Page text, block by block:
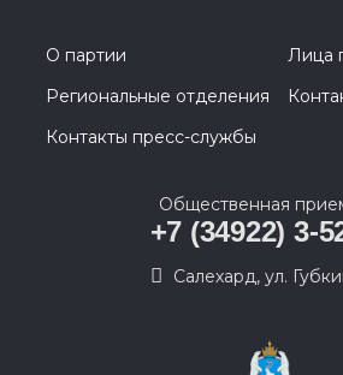
О партии
Лица
Региональные отделения
Контакты пресс-службы
Общественная
+7 (34922) 3-
Салехард, ул.